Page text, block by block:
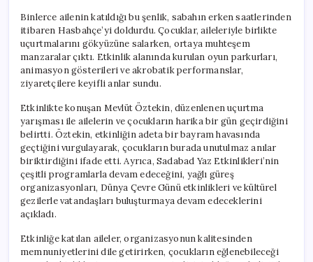
Binlerce ailenin katıldığı bu şenlik, sabahın erken saatlerinden
itibaren Hasbahçe’yi doldurdu. Çocuklar, aileleriyle birlikte
uçurtmalarını gökyüzüne salarken, ortaya muhteşem
manzaralar çıktı. Etkinlik alanında kurulan oyun parkurları,
animasyon gösterileri ve akrobatik performanslar,
ziyaretçilere keyifli anlar sundu.
Etkinlikte konuşan Mevlüt Öztekin, düzenlenen uçurtma
yarışması ile ailelerin ve çocukların harika bir gün geçirdiğini
belirtti. Öztekin, etkinliğin adeta bir bayram havasında
geçtiğini vurgulayarak, çocukların burada unutulmaz anılar
biriktirdiğini ifade etti. Ayrıca, Sadabad Yaz Etkinlikleri’nin
çeşitli programlarla devam edeceğini, yağlı güreş
organizasyonları, Dünya Çevre Günü etkinlikleri ve kültürel
gezilerle vatandaşları buluşturmaya devam edeceklerini
açıkladı.
Etkinliğe katılan aileler, organizasyonun kalitesinden
memnuniyetlerini dile getirirken, çocukların eğlenebileceği